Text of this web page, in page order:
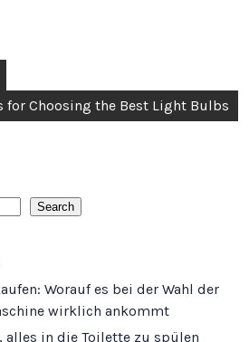
for Choosing the Best Light Bulbs
Search
Worauf es bei der Wahl der
wirklich ankommt
alles in die Toilette zu spülen